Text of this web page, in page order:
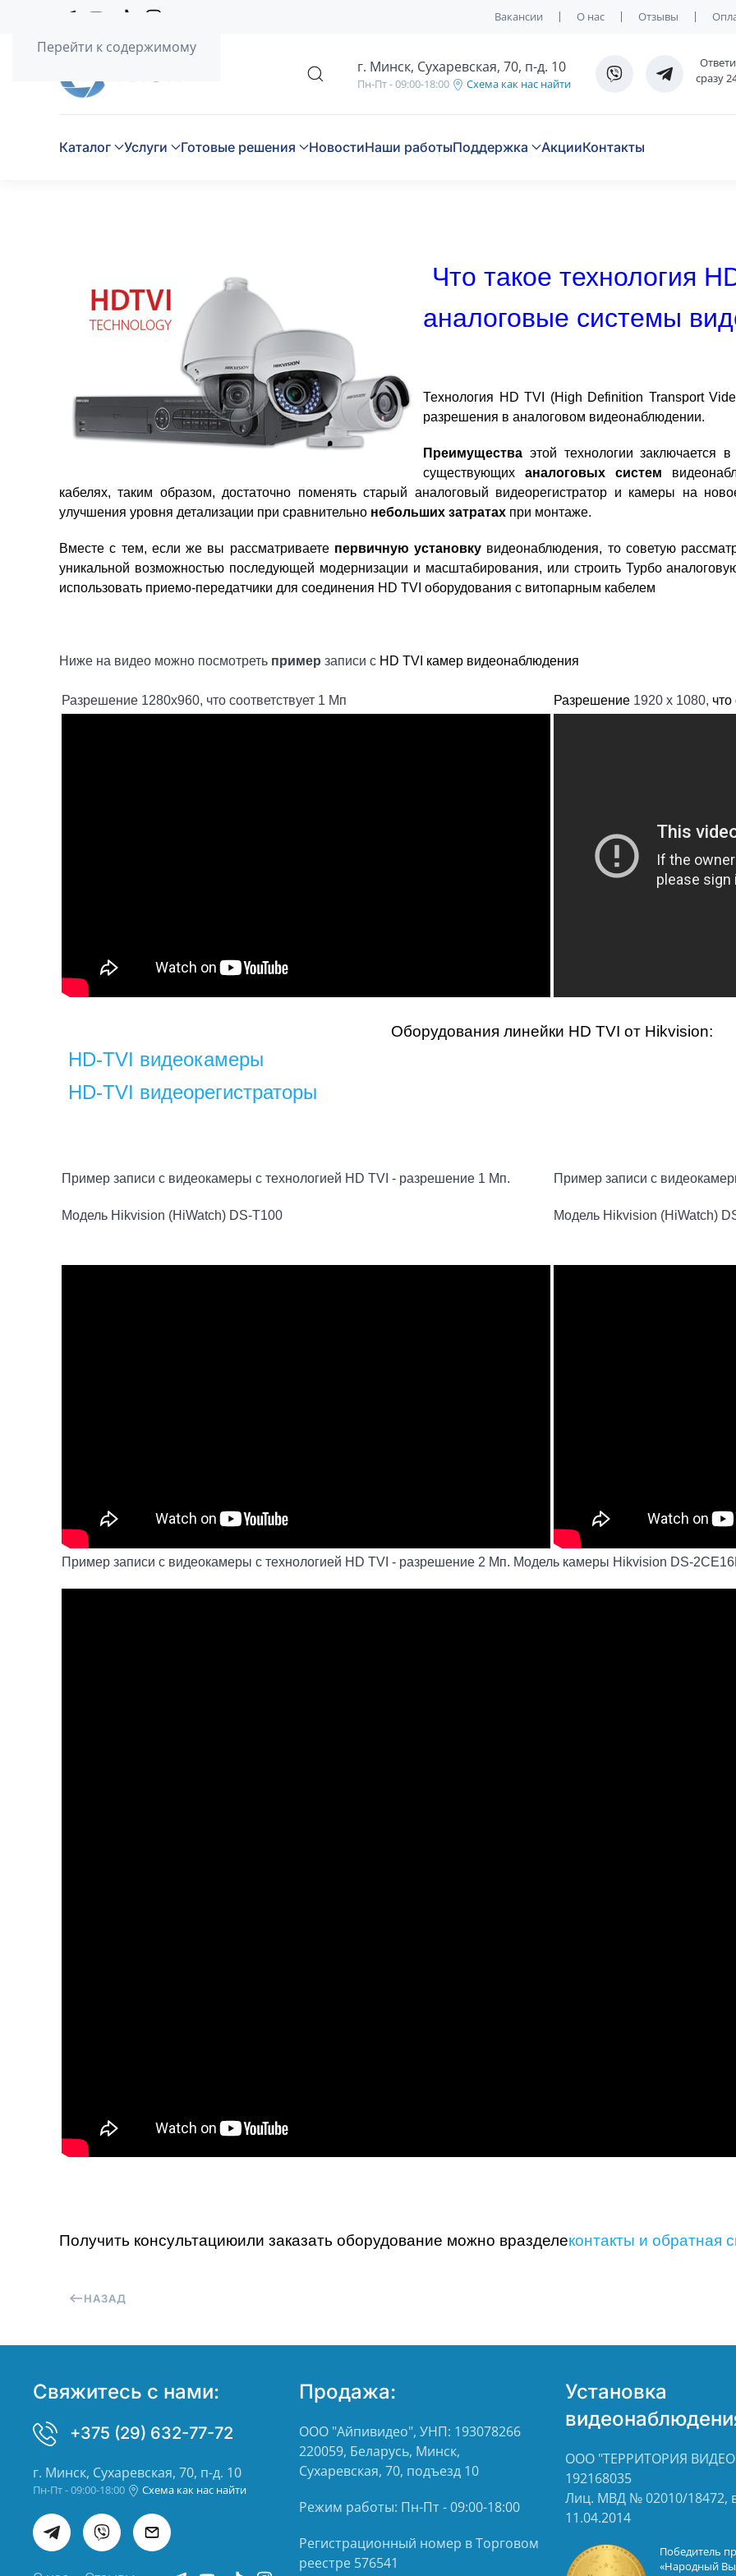
Перейти к содержимому
Вакансии О нас Отзывы
г. Минск, Сухаревская, 70, п-д. 10
Пн-Пт - 09:00-18:00 Схема как нас найти
сразу
Каталог Услуги Готовые решения НовостиНаши работыПоддержка АкцииКонтакты
Что такое технология
аналоговые системы
Технология HD TVI (High Definition Transport
разрешения в аналоговом видеонаблюдении.
Преимущества этой технологии заключается
существующих аналоговых систем
кабелях, таким образом, достаточно поменять старый аналоговый видеорегистратор и камеры на
улучшения уровня детализации при сравнительно небольших затратах при монтаже.
Вместе с тем, если же вы рассматриваете первичную установку видеонаблюдения, то советую
уникальной возможностью последующей модернизации и масштабирования, или строить Турбо
использовать приемо-передатчики для соединения HD TVI оборудования с витопарным кабелем
Ниже на видео можно посмотреть пример записи с HD TVI камер видеонаблюдения
Разрешение 1280x960, что соответствует 1 Мп Разрешение 1920 x 1080, что
Оборудования линейки HD TVI от Hikvision:
HD-TVI видеокамеры
HD-TVI видеорегистраторы
Пример записи с видеокамеры с технологией HD TVI - разрешение 1 Мп.
Модель Hikvision (HiWatch) DS-T100
Пример записи с
Модель Hikvision (HiWatch)
Пример записи с видеокамеры с технологией HD TVI - разрешение 2 Мп. Модель камеры Hikvision DS-
Получить консультациюили заказать оборудование можно вразделеконтакты и обратная
НАЗАД
Свяжитесь с нами:
+375 (29) 632-77-72
г. Минск, Сухаревская, 70, п-д. 10
Пн-Пт - 09:00-18:00 Схема как нас найти
Продажа:
ООО "Айпивидео", УНП: 193078266
220059, Беларусь, Минск,
Сухаревская, 70, подъезд 10
Режим работы: Пн-Пт - 09:00-18:00
Регистрационный номер в Торговом
реестре 576541
Установка
ООО "ТЕРРИТОРИЯ
192168035
Лиц. МВД № 02010/18472,
11.04.2014
Победитель
«Народный